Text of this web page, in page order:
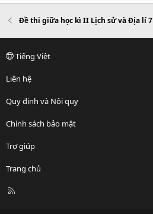
Đề thi giữa học kì II Lịch sử và Địa lí 7
Tiếng Việt
Liên hệ
Quy định và Nội quy
Chính sách bảo mật
Trợ giúp
Trang chủ
R